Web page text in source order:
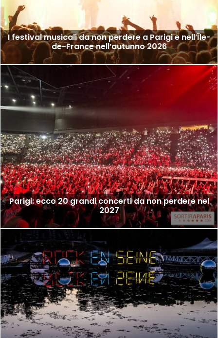
I festival musicali da non perdere a Parigi e nell’Île-
de-France nell’autunno 2026
Parigi: ecco 20 grandi concerti da non perdere nel
2027